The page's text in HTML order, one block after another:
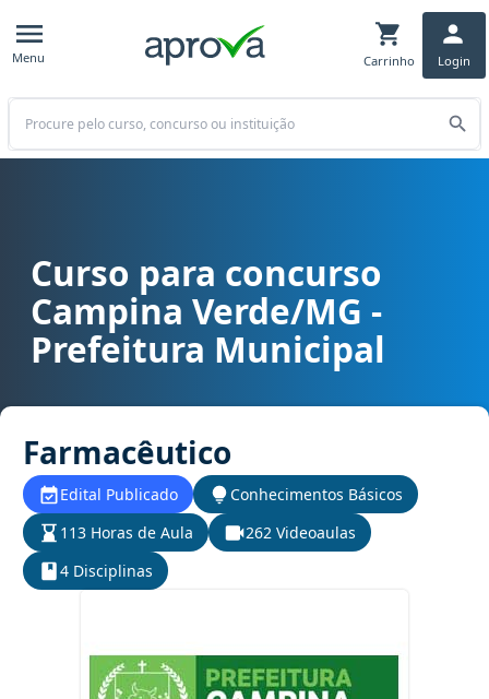
Menu Carrinho Login
Buscar
Curso para concurso Campina Verde/MG - Prefeitura Municipal
Curso para concurso
Campina Verde/MG -
Prefeitura Municipal
Farmacêutico
Edital Publicado
Conhecimentos Básicos
113 Horas de Aula
262 Videoaulas
4 Disciplinas